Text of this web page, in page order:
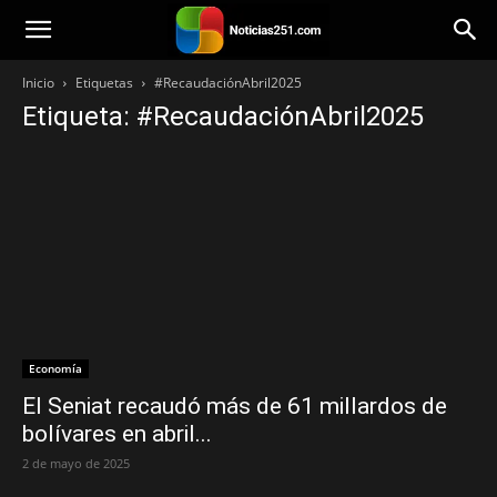
Noticias251
Inicio Etiquetas #RecaudaciónAbril2025
Etiqueta: #RecaudaciónAbril2025
Economía
El Seniat recaudó más de 61 millardos de
bolívares en abril...
2 de mayo de 2025